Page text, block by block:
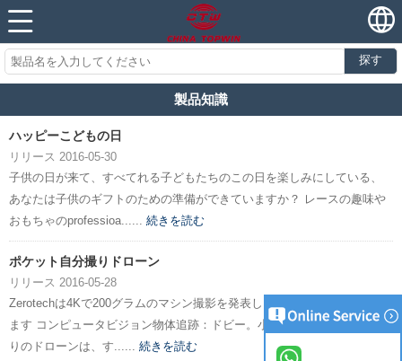
探す
製品知識
ハッピーこどもの日
リリース 2016-05-30
子供の日が来て、すべてれる子どもたちのこの日を楽しみにしている、
あなたは子供のギフトのための準備ができていますか？ レースの趣味や
おもちゃのprofessioa...... 続きを読む
ポケット自分撮りドローン
リリース 2016-05-28
Zerotechは4Kで200グラムのマシン撮影を発表し、さらにいくつかを含み
ます コンピュータビジョン物体追跡：ドビー。小さなポケットの自分撮
りのドローンは、す...... 続きを読む